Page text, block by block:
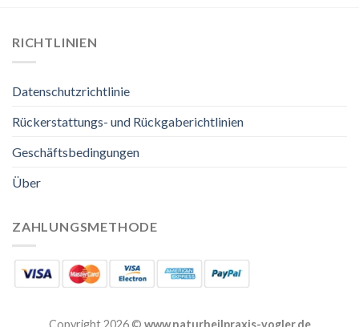
RICHTLINIEN
Datenschutzrichtlinie
Rückerstattungs- und Rückgaberichtlinien
Geschäftsbedingungen
Über
ZAHLUNGSMETHODE